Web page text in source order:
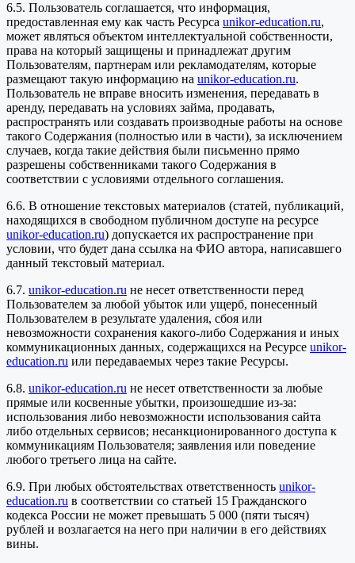
6.5. Пользователь соглашается, что информация,
предоставленная ему как часть Ресурса unikor-education.ru,
может являться объектом интеллектуальной собственности,
права на который защищены и принадлежат другим
Пользователям, партнерам или рекламодателям, которые
размещают такую информацию на unikor-education.ru.
Пользователь не вправе вносить изменения, передавать в
аренду, передавать на условиях займа, продавать,
распространять или создавать производные работы на основе
такого Содержания (полностью или в части), за исключением
случаев, когда такие действия были письменно прямо
разрешены собственниками такого Содержания в
соответствии с условиями отдельного соглашения.
6.6. В отношение текстовых материалов (статей, публикаций,
находящихся в свободном публичном доступе на ресурсе
unikor-education.ru) допускается их распространение при
условии, что будет дана ссылка на ФИО автора, написавшего
данный текстовый материал.
6.7. unikor-education.ru не несет ответственности перед
Пользователем за любой убыток или ущерб, понесенный
Пользователем в результате удаления, сбоя или
невозможности сохранения какого-либо Содержания и иных
коммуникационных данных, содержащихся на Ресурсе unikor-
education.ru или передаваемых через такие Ресурсы.
6.8. unikor-education.ru не несет ответственности за любые
прямые или косвенные убытки, произошедшие из-за:
использования либо невозможности использования сайта
либо отдельных сервисов; несанкционированного доступа к
коммуникациям Пользователя; заявления или поведение
любого третьего лица на сайте.
6.9. При любых обстоятельствах ответственность unikor-
education.ru в соответствии со статьей 15 Гражданского
кодекса России не может превышать 5 000 (пяти тысяч)
рублей и возлагается на него при наличии в его действиях
вины.